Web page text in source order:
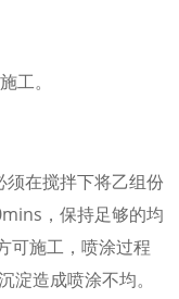
工。
在搅拌下将乙组份
，保持足够的均
可施工，喷涂过程
淀造成喷涂不均。